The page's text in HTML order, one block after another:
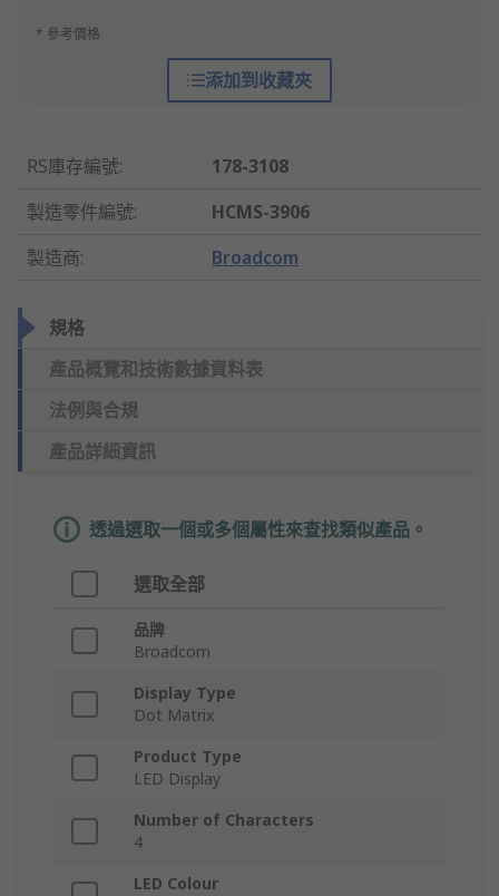
* 參考價格
添加到收藏夾
RS庫存編號:
178-3108
製造零件編號:
HCMS-3906
製造商: Broadcom
規格
產品概覽和技術數據資料表
法例與合規
產品詳細資訊
透過選取一個或多個屬性來查找類似產品。
選取全部
品牌
Broadcom
Display Type
Dot Matrix
Product Type
LED Display
Number of Characters
4
LED Colour